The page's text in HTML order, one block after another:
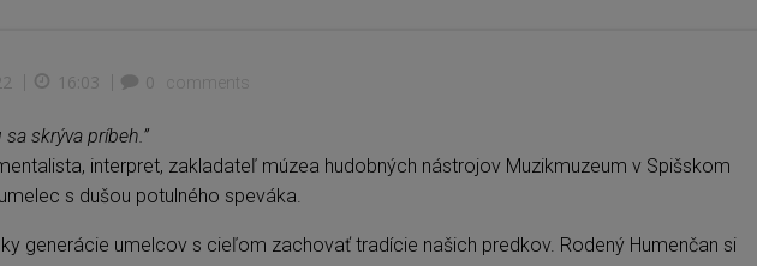
| 16:03 | 0 comments
skrýva príbeh.”
interpret, zakladateľ múzea hudobných nástrojov Muzikmuzeum v Spišskom
s dušou potulného speváka.
generácie umelcov s cieľom zachovať tradície našich predkov. Rodený Humenčan si